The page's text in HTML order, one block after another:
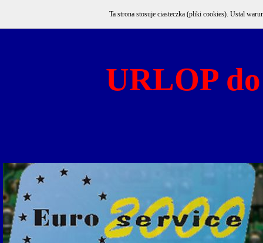
URLOP
Ta strona stosuje ciasteczka (pliki cookies). Ustal